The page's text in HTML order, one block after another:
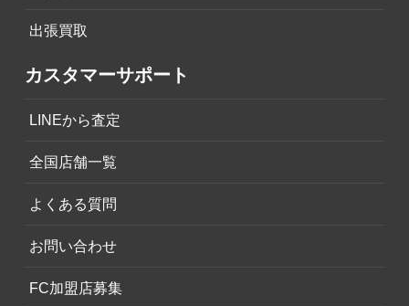
出張買取
カスタマーサポート
LINEから査定
全国店舗一覧
よくある質問
お問い合わせ
FC加盟店募集